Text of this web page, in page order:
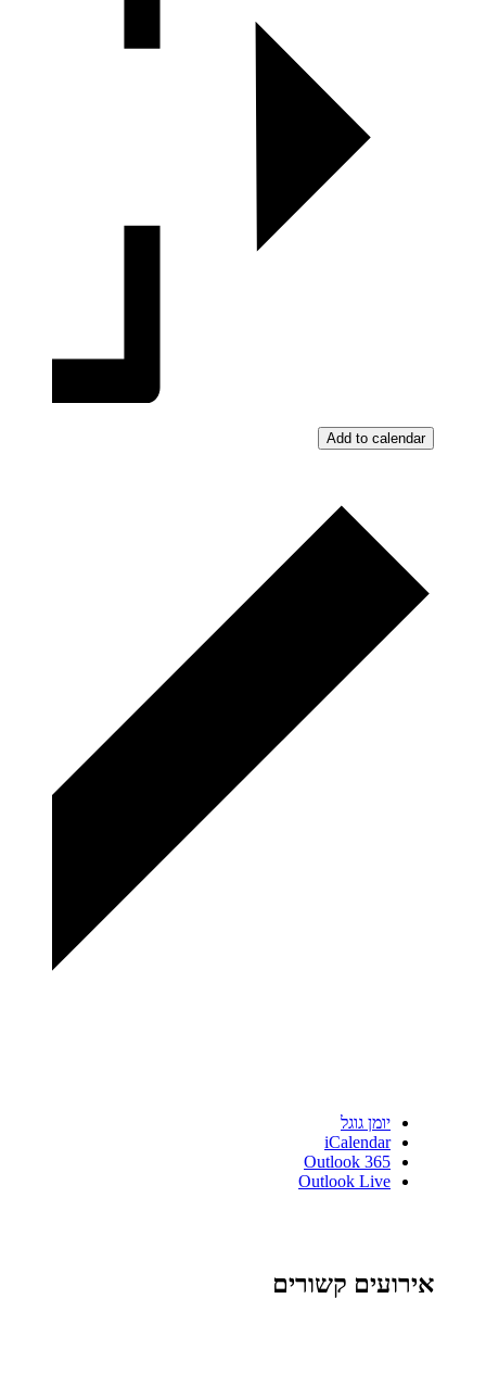
Add to calendar
יומן גוגל
iCalendar
Outlook 365
Outlook Live
אירועים קשורים